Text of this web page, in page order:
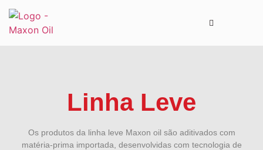
Linha Leve
Os produtos da linha leve Maxon oil são aditivados com
matéria-prima importada, desenvolvidas com tecnologia de